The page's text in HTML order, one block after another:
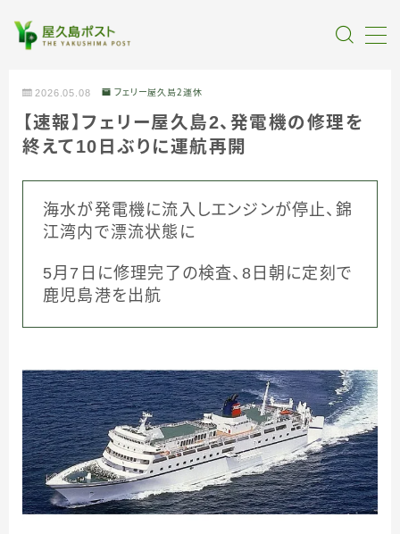
全記事カテゴリー
私たちについて
受賞・報道
情報提供
2026.05.08 フェリー屋久島２運休
【速報】フェリー屋久島2、発電機の修理を
終えて10日ぶりに運航再開
海水が発電機に流入しエンジンが停止、錦
江湾内で漂流状態に
5月7日に修理完了の検査、8日朝に定刻で
鹿児島港を出航